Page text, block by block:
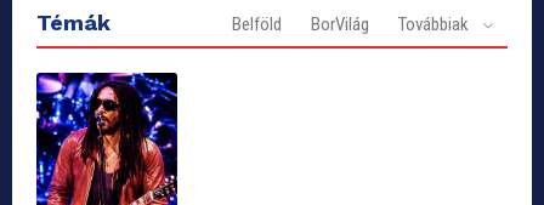
Témák Belföld BorVilág Továbbiak